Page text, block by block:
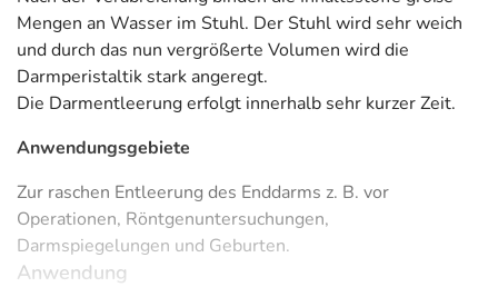
Mengen an Wasser im Stuhl. Der Stuhl wird sehr weich
und durch das nun vergrößerte Volumen wird die
Darmperistaltik stark angeregt.
Die Darmentleerung erfolgt innerhalb sehr kurzer Zeit.
Anwendungsgebiete
Zur raschen Entleerung des Enddarms z. B. vor
Operationen, Röntgenuntersuchungen,
Darmspiegelungen und Geburten.
Anwendung